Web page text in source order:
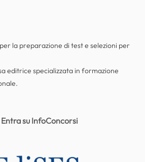
la preparazione di test e selezioni per
editrice specializzata in formazione
su InfoConcorsi